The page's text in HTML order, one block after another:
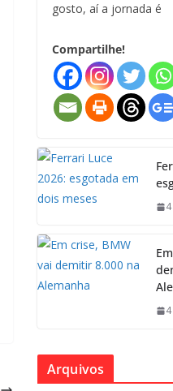
gosto, aí a jornada é
Compartilhe!
Arquivos